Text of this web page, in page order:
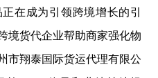
在成为引领跨境增长的引
境货代企业帮助商家强化物
市翔泰国际货运代理有限公